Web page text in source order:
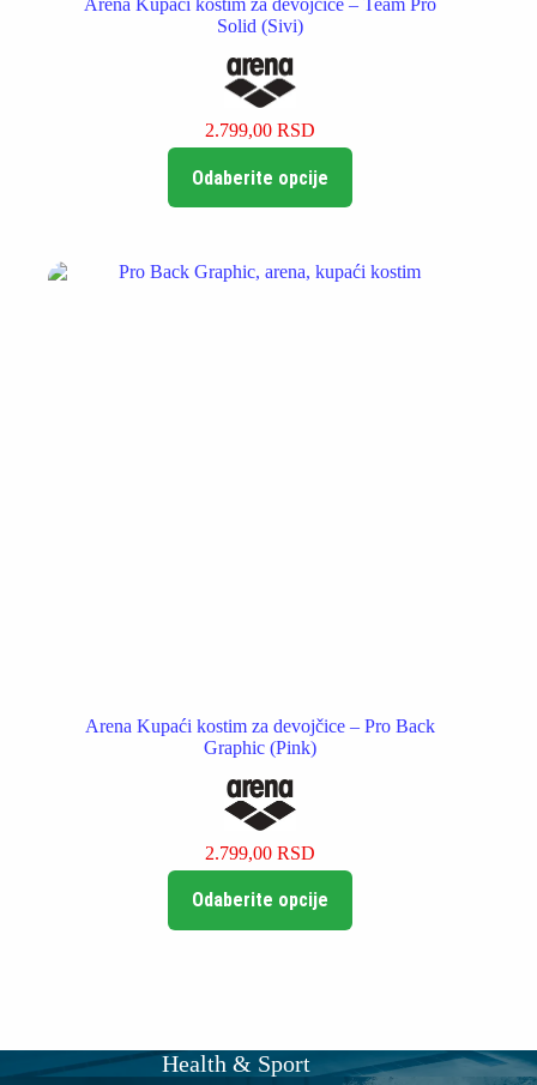
Solid (Sivi)
2.799,00RSD
Odaberite opcije
proizvod
Opcije
mogu
Arena Kupaći kostim za devojčice – Pro Back
Graphic (Pink)
2.799,00RSD
Odaberite opcije
proizvod
izabrane
na
Health & Sport